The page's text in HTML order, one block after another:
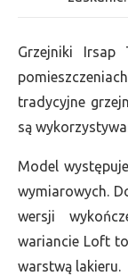
Grzejniki Irsap
tradycyjne
są
Model
wymiarowych.
wersji
wariancie Loft
warstwą lakieru.